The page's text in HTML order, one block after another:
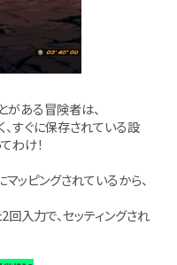
がある冒険者は、
すぐに保存されている設
わけ！
ピングされているから、
入力で、セッティングされ